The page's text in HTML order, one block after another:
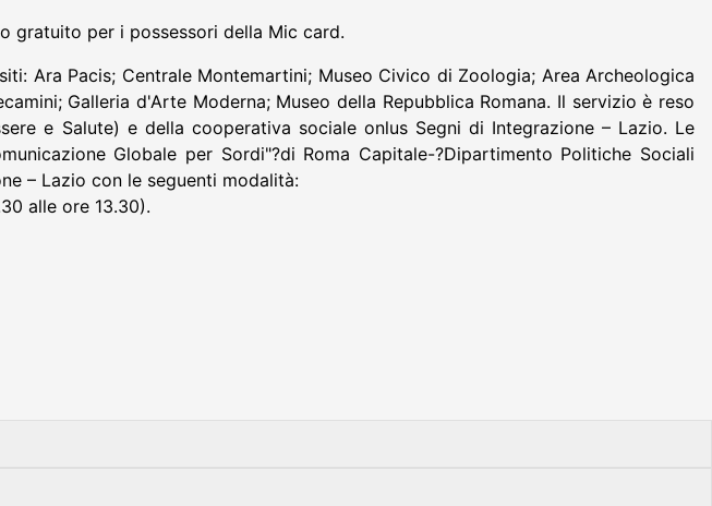
gratuito per i possessori della Mic card.
Ara Pacis; Centrale Montemartini; Museo Civico di Zoologia; Area Archeologica
Galleria d'Arte Moderna; Museo della Repubblica Romana. Il servizio è reso
e Salute) e della cooperativa sociale onlus Segni di Integrazione – Lazio. Le
Globale per Sordi"?di Roma Capitale-?Dipartimento Politiche Sociali
– Lazio con le seguenti modalità:
alle ore 13.30).